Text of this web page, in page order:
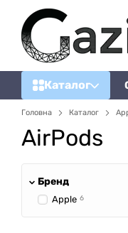
Перейти до основного
Каталог
Головна Каталог
AirPods
Бренд
Apple 6